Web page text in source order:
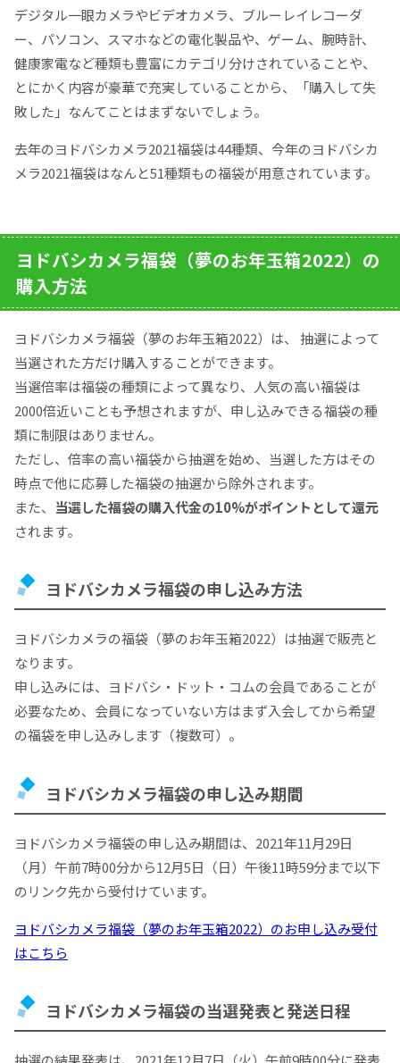
デジタル一眼カメラやビデオカメラ、ブルーレイレコーダ
ー、パソコン、スマホなどの電化製品や、ゲーム、腕時計、
健康家電など種類も豊富にカテゴリ分けされていることや、
とにかく内容が豪華で充実していることから、「購入して失
敗した」なんてことはまずないでしょう。
去年のヨドバシカメラ2021福袋は44種類、今年のヨドバシカ
メラ2021福袋はなんと51種類もの福袋が用意されています。
ヨドバシカメラ福袋（夢のお年玉箱2022）の
購入方法
ヨドバシカメラ福袋（夢のお年玉箱2022）は、 抽選によって
当選された方だけ購入することができます。
当選倍率は福袋の種類によって異なり、人気の高い福袋は
2000倍近いことも予想されますが、申し込みできる福袋の種
類に制限はありません。
ただし、倍率の高い福袋から抽選を始め、当選した方はその
時点で他に応募した福袋の抽選から除外されます。
また、 当選した福袋の購入代金の10%がポイントとして還元
されます。
ヨドバシカメラ福袋の申し込み方法
ヨドバシカメラの福袋（夢のお年玉箱2022）は抽選で販売と
なります。
申し込みには、ヨドバシ・ドット・コムの会員であることが
必要なため、会員になっていない方はまず入会してから希望
の福袋を申し込みします（複数可）。
ヨドバシカメラ福袋の申し込み期間
ヨドバシカメラ福袋の申し込み期間は、2021年11月29日
（月）午前7時00分から12月5日（日）午後11時59分まで以下
のリンク先から受付けています。
ヨドバシカメラ福袋（夢のお年玉箱2022）のお申し込み受付
はこちら
ヨドバシカメラ福袋の当選発表と発送日程